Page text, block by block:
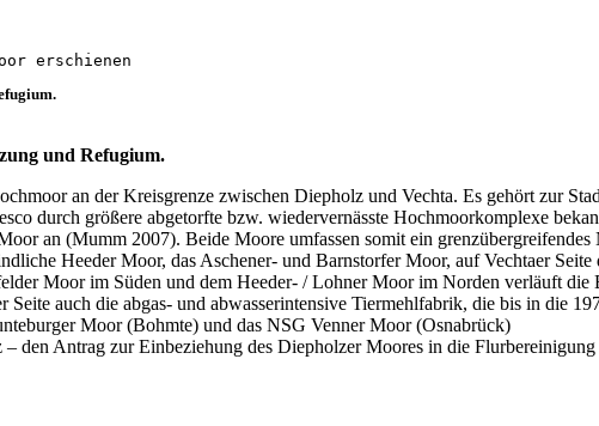
und Refugium.
an der Kreisgrenze zwischen Diepholz und Vechta. Es gehört zur
durch größere abgetorfte bzw. wiedervernässte Hochmoorkomplexe
an (Mumm 2007). Beide Moore umfassen somit ein
Heeder Moor, das Aschener- und Barnstorfer Moor, auf Vechtaer
Moor im Süden und dem Heeder- / Lohner Moor im Norden verläuft
auch die abgas- und abwasserintensive Tiermehlfabrik, die bis in die
Moor (Bohmte) und das NSG Venner Moor (Osnabrück)
den Antrag zur Einbeziehung des Diepholzer Moores in die